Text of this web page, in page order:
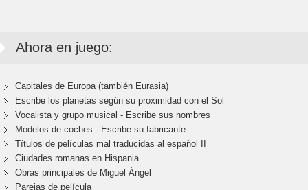
Ahora en juego:
Capitales de Europa (también Eurasia)
Escribe los planetas según su proximidad con el Sol
Vocalista y grupo musical - Escribe sus nombres
Modelos de coches - Escribe su fabricante
Títulos de películas mal traducidas al español II
Ciudades romanas en Hispania
Obras principales de Miguel Ángel
Parejas de película